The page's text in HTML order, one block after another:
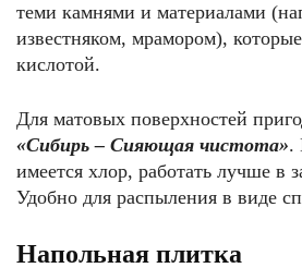
теми камнями и материалами
известняком, мрамором),
кислотой.
Для матовых поверхностей
«Сибирь – Сияющая чистота».
имеется хлор, работать лучше в
Удобно для распыления в виде
Напольная плитка